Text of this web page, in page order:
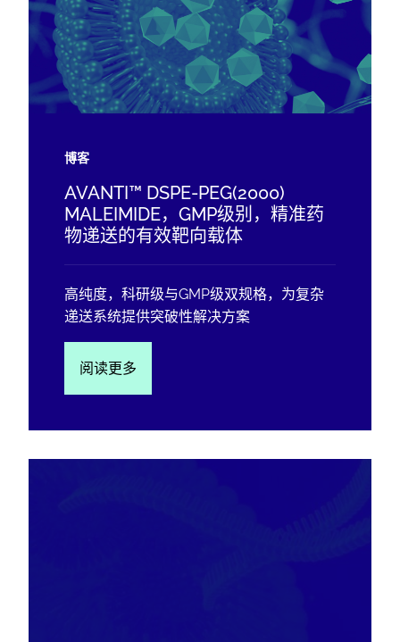
博客
AVANTI™ DSPE-PEG(2000)
MALEIMIDE，GMP级别，精准药
物递送的有效靶向载体
高纯度，科研级与GMP级双规格，为复杂
递送系统提供突破性解决方案
阅读更多